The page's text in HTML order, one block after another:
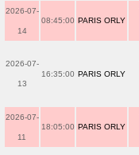
2026-07-
14
08:45:00 PARIS ORLY
2026-07-
13
16:35:00 PARIS ORLY
2026-07-
11
18:05:00 PARIS ORLY